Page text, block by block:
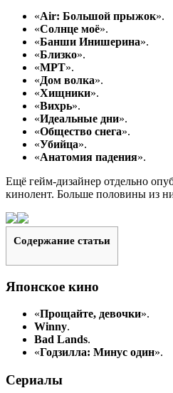
«Air: Большой прыжок».
«Солнце моё».
«Банши Инишерина».
«Близко».
«МРТ».
«Дом волка».
«Хищники».
«Вихрь».
«Идеальные дни».
«Общество снега».
«Убийца».
«Анатомия падения».
Ещё гейм-дизайнер отдельно
кинолент. Больше половины из
Содержание статьи
Японское кино
«Прощайте, девочки».
Winny.
Bad Lands.
«Годзилла: Минус один».
Сериалы